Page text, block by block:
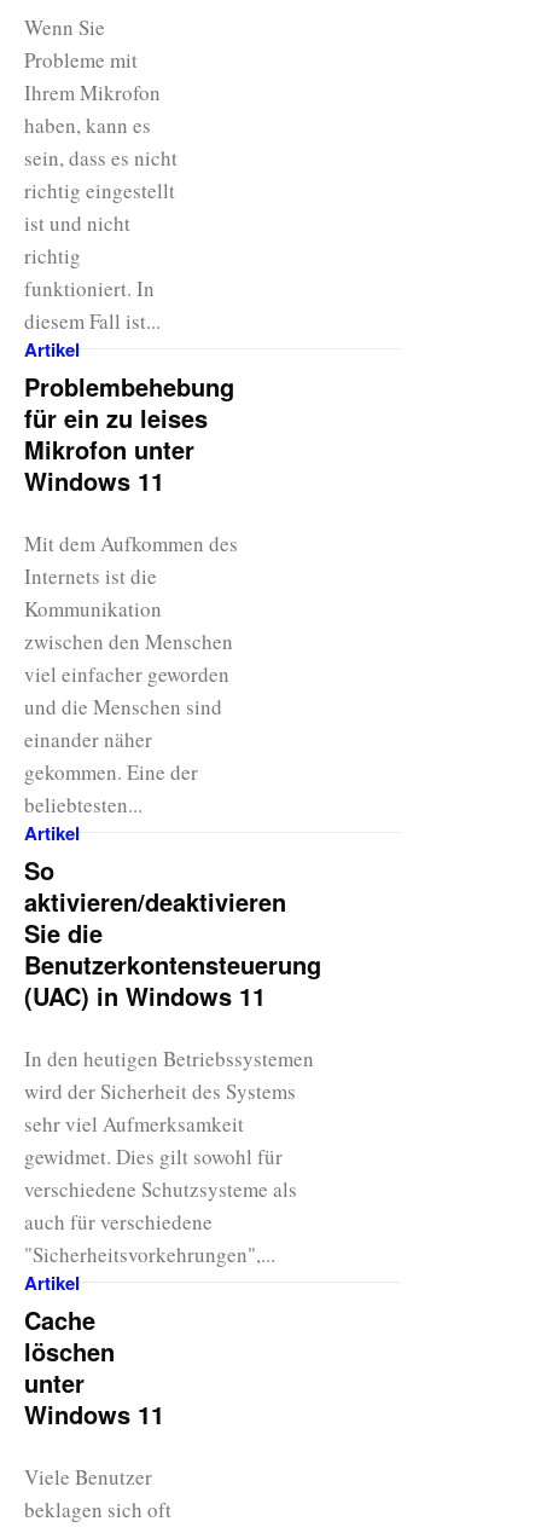
Wenn Sie
Probleme mit
Ihrem Mikrofon
haben, kann es
sein, dass es nicht
richtig eingestellt
ist und nicht
richtig
funktioniert. In
diesem Fall ist...
Artikel
Problembehebung
für ein zu leises
Mikrofon unter
Windows 11
Mit dem Aufkommen des
Internets ist die
Kommunikation
zwischen den Menschen
viel einfacher geworden
und die Menschen sind
einander näher
gekommen. Eine der
beliebtesten...
Artikel
So
aktivieren/deaktivieren
Sie die
Benutzerkontensteuerung
(UAC) in Windows 11
In den heutigen Betriebssystemen
wird der Sicherheit des Systems
sehr viel Aufmerksamkeit
gewidmet. Dies gilt sowohl für
verschiedene Schutzsysteme als
auch für verschiedene
"Sicherheitsvorkehrungen",...
Artikel
Cache
löschen
unter
Windows 11
Viele Benutzer
beklagen sich oft